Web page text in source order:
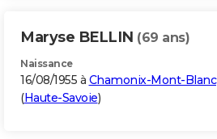
Maryse BELLIN (69 ans)
Naissance
16/08/1955 à Chamonix-Mont-Blanc
(Haute-Savoie)